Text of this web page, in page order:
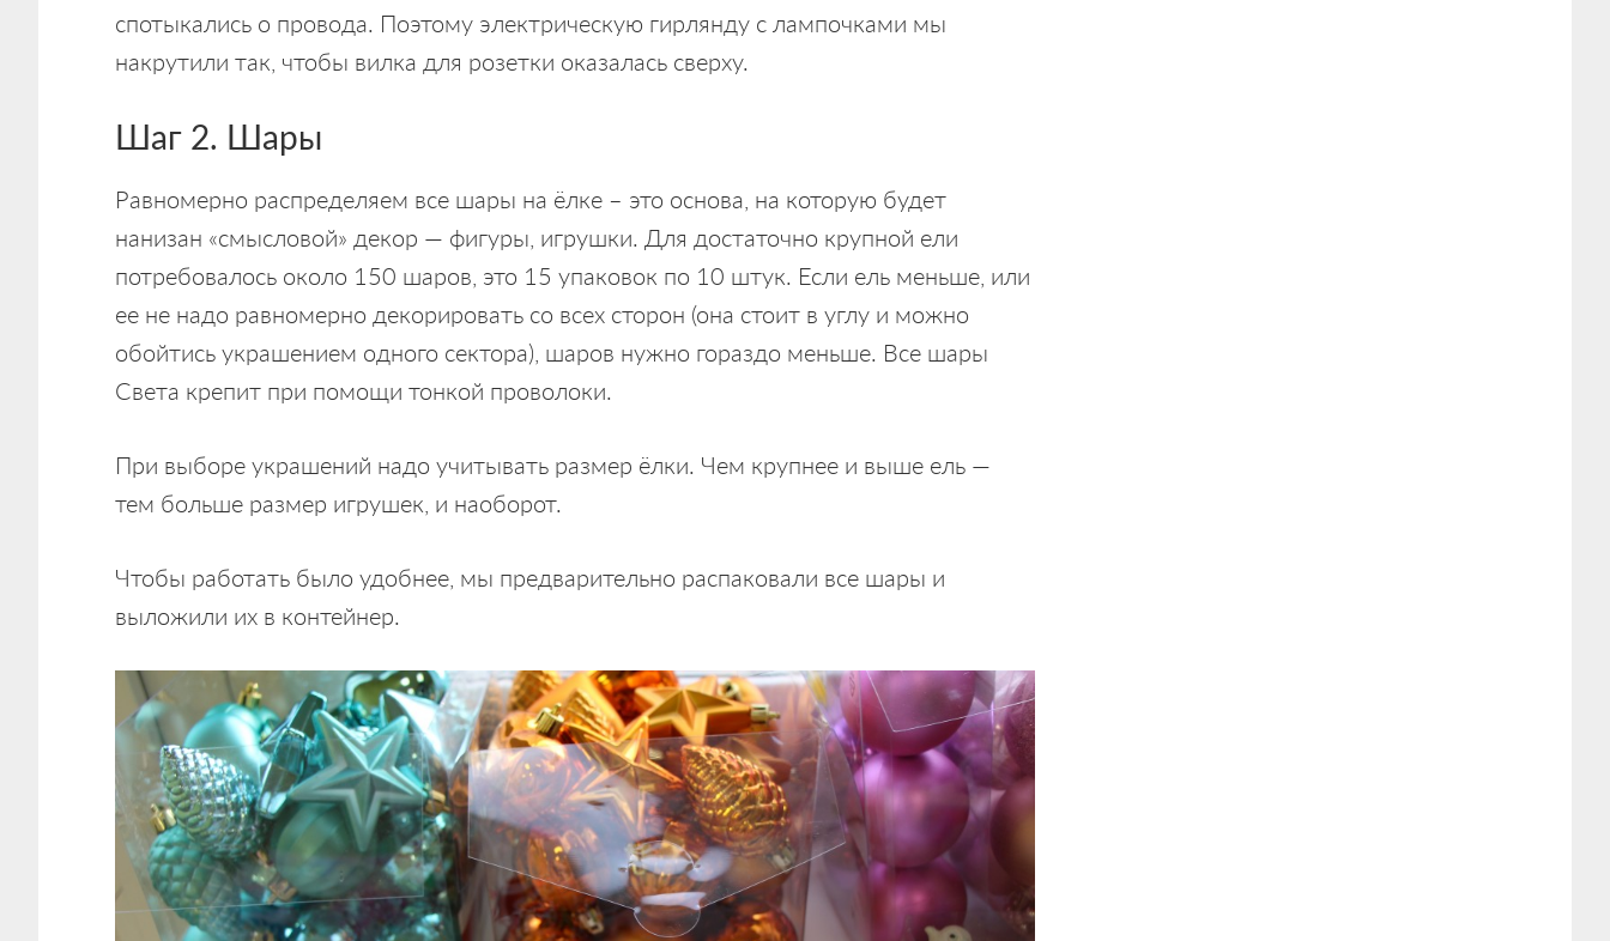
спотыкались о провода. Поэтому электрическую гирлянду с лампочками мы
накрутили так, чтобы вилка для розетки оказалась сверху.
Шаг 2. Шары
Равномерно распределяем все шары на ёлке – это основа, на которую будет
нанизан «смысловой» декор — фигуры, игрушки. Для достаточно крупной ели
потребовалось около 150 шаров, это 15 упаковок по 10 штук. Если ель меньше, или
ее не надо равномерно декорировать со всех сторон (она стоит в углу и можно
обойтись украшением одного сектора), шаров нужно гораздо меньше. Все шары
Света крепит при помощи тонкой проволоки.
При выборе украшений надо учитывать размер ёлки. Чем крупнее и выше ель —
тем больше размер игрушек, и наоборот.
Чтобы работать было удобнее, мы предварительно распаковали все шары и
выложили их в контейнер.